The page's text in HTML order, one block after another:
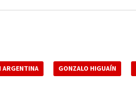
ARGENTINA GONZALO HIGUAÍN